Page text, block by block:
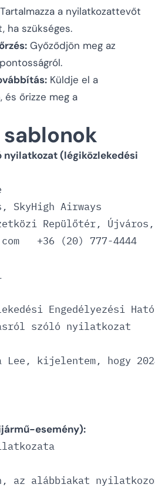
Tartalmazza a nyilatkozattevőt
ha szükséges.
Győződjön meg az
Küldje el a
és őrizze meg a
sablonok
nyilatkozat (légiközlekedési
SkyHigh Airways
Repülőtér, Újváros,
+36 (20) 777-4444
Engedélyezési
szóló nyilatkozat
Lee, kijelentem, hogy
esemény):
az alábbiakat